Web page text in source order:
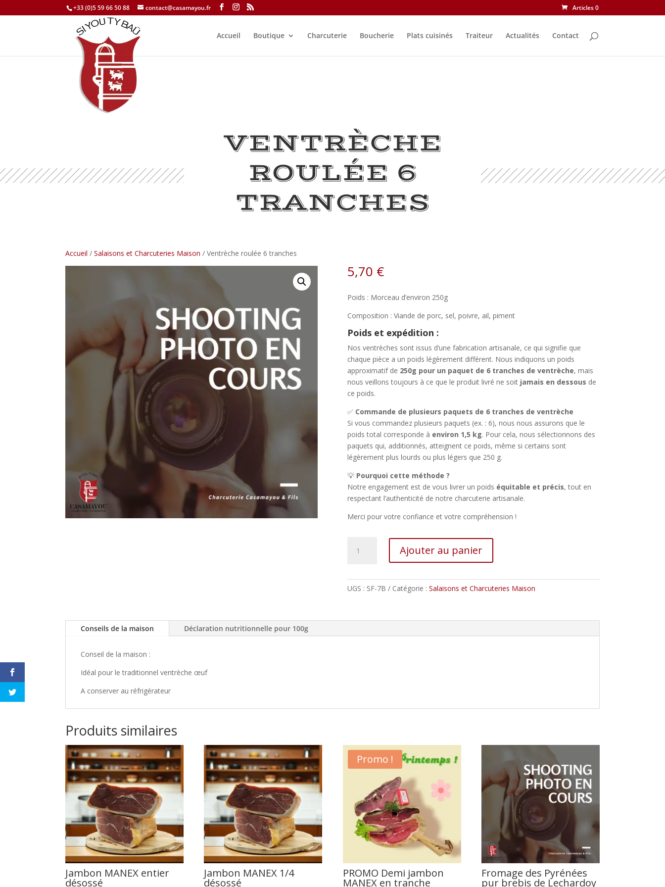
+33 (0)5 59 66 50 88 contact@casamayou.fr Articles 0
Accueil Boutique Charcuterie Boucherie Plats cuisinés Traiteur Actualités Contact
VENTRÈCHE
ROULÉE 6
TRANCHES
Accueil / Salaisons et Charcuteries Maison / Ventrèche roulée 6 tranches
5,70 €
Poids : Morceau d’environ 250g
Composition : Viande de porc, sel, poivre, ail, piment
Poids et expédition :
Nos ventrèches sont issus d’une fabrication artisanale, ce qui signifie que
chaque pièce a un poids légèrement différent. Nous indiquons un poids
approximatif de 250g pour un paquet de 6 tranches de ventrèche, mais
nous veillons toujours à ce que le produit livré ne soit jamais en dessous de
ce poids.
✅ Commande de plusieurs paquets de 6 tranches de ventrèche
Si vous commandez plusieurs paquets (ex. : 6), nous nous assurons que le
poids total corresponde à environ 1,5 kg. Pour cela, nous sélectionnons des
paquets qui, additionnés, atteignent ce poids, même si certains sont
légèrement plus lourds ou plus légers que 250 g.
💡 Pourquoi cette méthode ?
Notre engagement est de vous livrer un poids équitable et précis, tout en
respectant l’authenticité de notre charcuterie artisanale.
Merci pour votre confiance et votre compréhension !
6
Ajouter au panier
UGS : SF-7B Catégorie : Salaisons et Charcuteries Maison
Conseils de la maison Déclaration nutritionnelle pour 100g
Conseil de la maison :
Idéal pour le traditionnel ventrèche œuf
A conserver au réfrigérateur
Produits similaires
Jambon MANEX entier
désossé
Jambon MANEX 1/4
désossé
Promo !
PROMO Demi jambon
MANEX en tranche
Fromage des Pyrénées
pur brebis de Lechardoy